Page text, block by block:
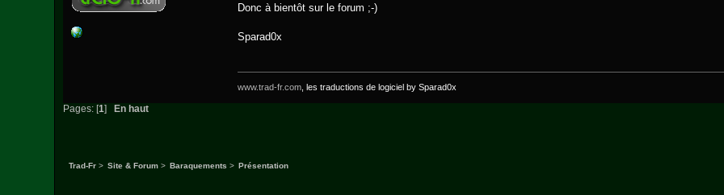
Donc à bientôt sur le forum ;-)
Sparad0x
www.trad-fr.com, les traductions de logiciel by Sparad0x
Pages: [1] En haut
Trad-Fr> Site & Forum> Baraquements > Présentation